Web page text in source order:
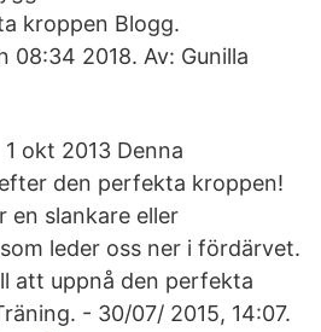
kroppen Blogg.
08:34 2018. Av: Gunilla
okt 2013 Denna
den perfekta kroppen!
en slankare eller
leder oss ner i fördärvet.
att uppnå den perfekta
- 30/07/ 2015, 14:07.